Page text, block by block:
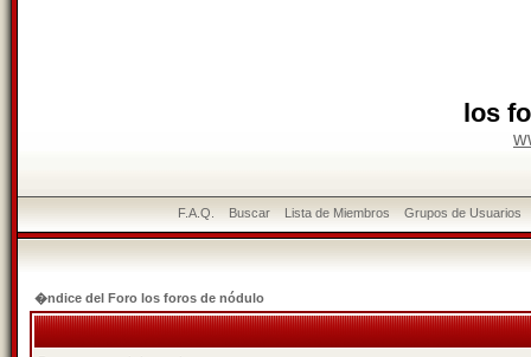
los
F.A.Q. Buscar Lista de Miembros Grupos de Usuarios
�ndice del Foro los foros de nódulo